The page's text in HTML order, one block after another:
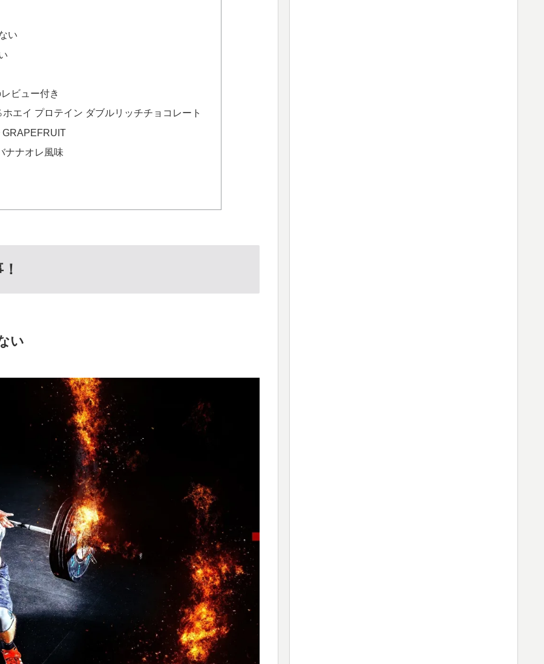
い
ビュー付き
エイ プロテイン ダブルリッチチョコレート
ナオレ風味
い